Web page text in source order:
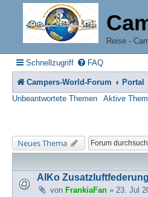
Reise -
Schnellzugriff FAQ
Campers-World-Forum Portal
Unbeantwortete Themen
Aktive
Neues Thema
AlKo Zusatzluftfederung
von FrankiaFan » 23. Jul